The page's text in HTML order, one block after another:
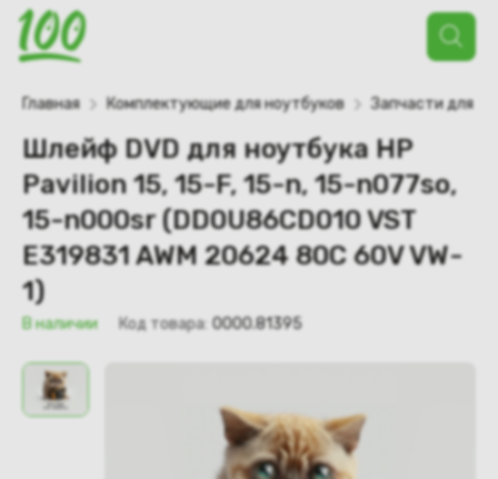
Поиск
товаров
Главная Комплектующие для ноутбуков Запчасти для
Шлейф DVD для ноутбука HP
Pavilion 15, 15-F, 15-n, 15-n077so,
15-n000sr (DD0U86CD010 VST
E319831 AWM 20624 80C 60V VW-
1)
В наличии Код товара: 0000.81395